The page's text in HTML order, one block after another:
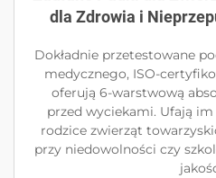
dla Zdrowia i
Dokładnie przetestowane
medycznego, ISO-
oferują 6-warstwową
przed wyciekami. Ufają
rodzice zwierząt
przy niedowolności czy